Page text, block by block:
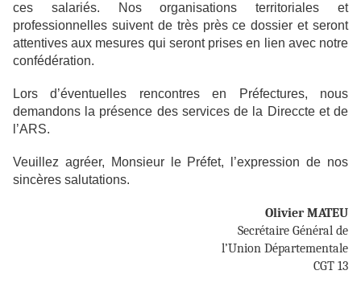
ces salariés. Nos organisations territoriales et
professionnelles suivent de très près ce dossier et seront
attentives aux mesures qui seront prises en lien avec notre
confédération.
Lors d’éventuelles rencontres en Préfectures, nous
demandons la présence des services de la Direccte et de
l’ARS.
Veuillez agréer, Monsieur le Préfet, l’expression de nos
sincères salutations.
Olivier MATEU
Secrétaire Général de
l’Union Départementale
CGT 13